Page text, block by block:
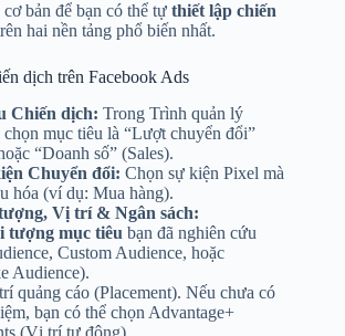
bản để bạn có thể tự thiết lập chiến
hai nền tảng phổ biến nhất.
dịch trên Facebook Ads
Chiến dịch: Trong Trình quản lý
chọn mục tiêu là “Lượt chuyển đổi”
“Doanh số” (Sales).
Chuyển đổi: Chọn sự kiện Pixel mà
hóa (ví dụ: Mua hàng).
Vị trí & Ngân sách:
tượng mục tiêu bạn đã nghiên cứu
Custom Audience, hoặc
Audience).
quảng cáo (Placement). Nếu chưa có
bạn có thể chọn Advantage+